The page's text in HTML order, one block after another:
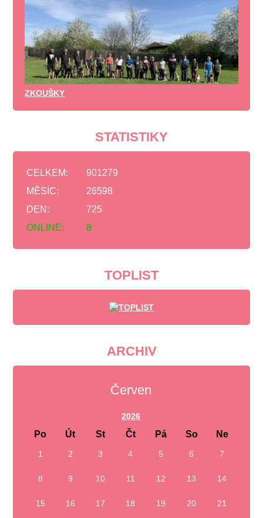
ZKOUŠKY
STATISTIKY
ONLINE: 8
CELKEM:
901279
MĚSÍC:
26598
DEN:
725
TOPLIST
ARCHIV
Červen
2026
Po Út St Čt Pá So Ne
1 2 3 4 5 6 7
8 9 10 11 12 13 14
15 16 17 18 19 20 21